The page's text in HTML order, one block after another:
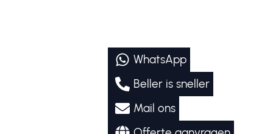
WhatsApp
Beller is sneller
Mail ons